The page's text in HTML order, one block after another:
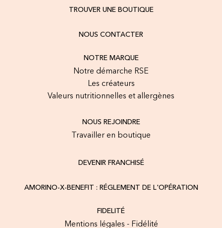
TROUVER UNE BOUTIQUE
NOUS CONTACTER
NOTRE MARQUE
Notre démarche RSE
Les créateurs
Valeurs nutritionnelles et allergènes
NOUS REJOINDRE
Travailler en boutique
DEVENIR FRANCHISÉ
AMORINO-X-BENEFIT : RÉGLEMENT DE L'OPÉRATION
FIDELITÉ
Mentions légales - Fidélité